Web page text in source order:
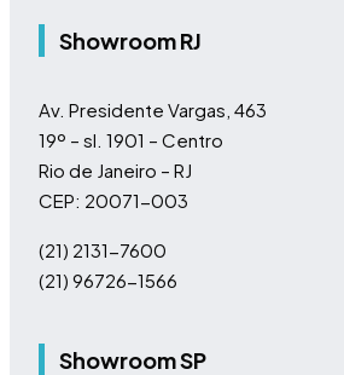
Showroom RJ
Av. Presidente Vargas, 463
19º – sl. 1901 – Centro
Rio de Janeiro – RJ
CEP: 20071-003
(21) 2131-7600
(21) 96726-1566
Showroom SP